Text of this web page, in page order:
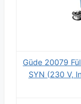
Güde 20079
SYN (230 V,